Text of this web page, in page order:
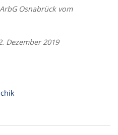
Osnabrück vom
Dezember 2019